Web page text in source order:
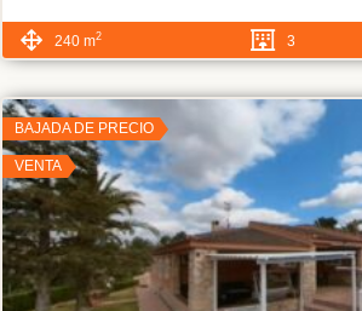
240 m2 3
BAJADA DE PRECIO
VENTA